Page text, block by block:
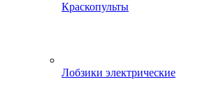
Краскопульты
Лобзики электрические